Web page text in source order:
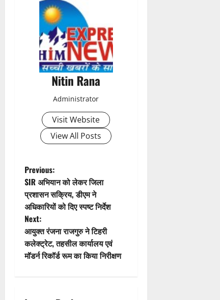
t
i
o
n
Nitin Rana
Administrator
Visit Website
View All Posts
P
o
s
t
n
Previous:
SIR अभियान को लेकर जिला
प्रशासन सक्रिय, डीएम ने
अधिकारियों को दिए स्पष्ट निर्देश
Next:
आयुक्त रंजना राजगुरु ने टिहरी
कलेक्ट्रेट, तहसील कार्यालय एवं
मॉडर्न रिकॉर्ड रूम का किया निरीक्षण